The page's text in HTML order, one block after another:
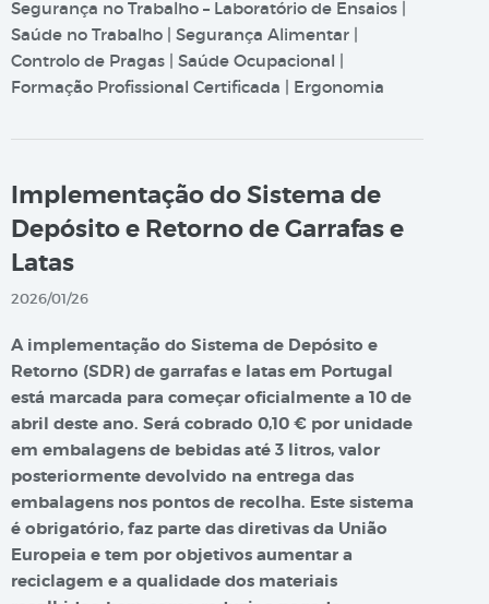
Segurança no Trabalho – Laboratório de Ensaios |
Saúde no Trabalho | Segurança Alimentar |
Controlo de Pragas | Saúde Ocupacional |
Formação Profissional Certificada | Ergonomia
Implementação do Sistema de
Depósito e Retorno de Garrafas e
Latas
2026/01/26
A implementação do Sistema de Depósito e
Retorno (SDR) de garrafas e latas em Portugal
está marcada para começar oficialmente a 10 de
abril deste ano. Será cobrado 0,10 € por unidade
em embalagens de bebidas até 3 litros, valor
posteriormente devolvido na entrega das
embalagens nos pontos de recolha. Este sistema
é obrigatório, faz parte das diretivas da União
Europeia e tem por objetivos aumentar a
reciclagem e a qualidade dos materiais